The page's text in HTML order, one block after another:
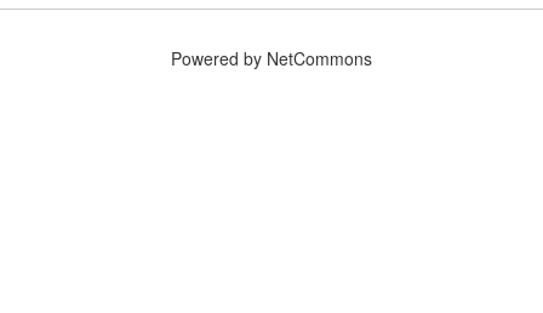
Powered by NetCommons